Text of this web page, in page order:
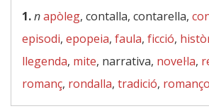
1.napòleg, contalla, contarella,
episodi, epopeia, faula, ficció,
llegenda, mite, narrativa, novel·la,
romanç, rondalla, tradició, romanço